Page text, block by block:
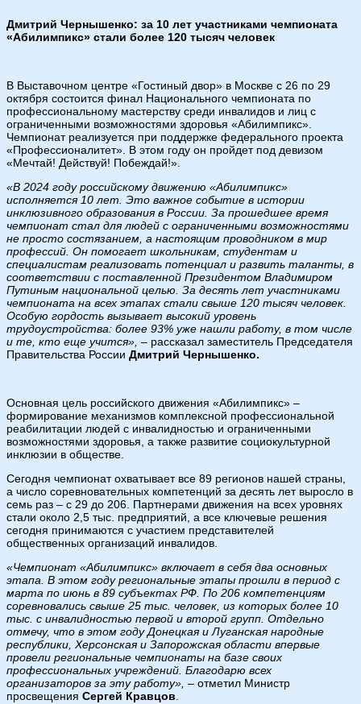
Дмитрий Чернышенко: за 10 лет участниками чемпионата
«Абилимпикс» стали более 120 тысяч человек
В Выставочном центре «Гостиный двор» в Москве с 26 по 29
октября состоится финал Национального чемпионата по
профессиональному мастерству среди инвалидов и лиц с
ограниченными возможностями здоровья «Абилимпикс».
Чемпионат реализуется при поддержке федерального проекта
«Профессионалитет». В этом году он пройдет под девизом
«Мечтай! Действуй! Побеждай!».
«В 2024 году российскому движению «Абилимпикс»
исполняется 10 лет. Это важное событие в истории
инклюзивного образования в России. За прошедшее время
чемпионат стал для людей с ограниченными возможностями
не просто состязанием, а настоящим проводником в мир
профессий. Он помогает школьникам, студентам и
специалистам реализовать потенциал и развить таланты, в
соответствии с поставленной Президентом Владимиром
Путиным национальной целью. За десять лет участниками
чемпионата на всех этапах стали свыше 120 тысяч человек.
Особую гордость вызывает высокий уровень
трудоустройства: более 93% уже нашли работу, в том числе
и те, кто еще учится», – рассказал заместитель Председателя
Правительства России Дмитрий Чернышенко.
Основная цель российского движения «Абилимпикс» –
формирование механизмов комплексной профессиональной
реабилитации людей с инвалидностью и ограниченными
возможностями здоровья, а также развитие социокультурной
инклюзии в обществе.
Сегодня чемпионат охватывает все 89 регионов нашей страны,
а число соревновательных компетенций за десять лет выросло в
семь раз – с 29 до 206. Партнерами движения на всех уровнях
стали около 2,5 тыс. предприятий, а все ключевые решения
сегодня принимаются с участием представителей
общественных организаций инвалидов.
«Чемпионат «Абилимпикс» включает в себя два основных
этапа. В этом году региональные этапы прошли в период с
марта по июнь в 89 субъектах РФ. По 206 компетенциям
соревновались свыше 25 тыс. человек, из которых более 10
тыс. с инвалидностью первой и второй групп. Отдельно
отмечу, что в этом году Донецкая и Луганская народные
республики, Херсонская и Запорожская области впервые
провели региональные чемпионаты на базе своих
профессиональных учреждений. Благодарю всех
организаторов за эту работу», – отметил Министр
просвещения Сергей Кравцов